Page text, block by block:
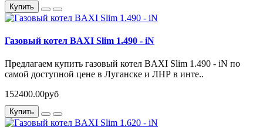
Купить
Газовый котел BAXI Slim 1.490 - iN
Предлагаем купить газовый котел BAXI Slim 1.490 - iN по
самой доступной цене в Луганске и ЛНР в инте..
152400.00руб
Купить